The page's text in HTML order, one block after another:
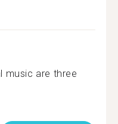
music are three